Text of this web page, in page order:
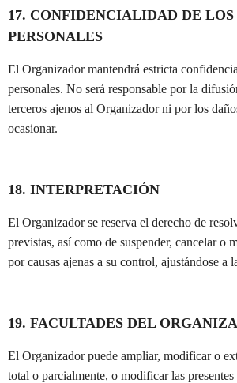
17. CONFIDENCIALIDAD DE LOS
PERSONALES
El Organizador mantendrá estricta
personales. No será responsable por la
terceros ajenos al Organizador ni por los
ocasionar.
18. INTERPRETACIÓN
El Organizador se reserva el derecho de
previstas, así como de suspender, cancelar o
por causas ajenas a su control, ajustándose a
19. FACULTADES DEL
El Organizador puede ampliar, modificar o
total o parcialmente, o modificar las presentes